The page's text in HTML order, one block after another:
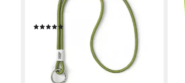
robust und farbenfroh, Key Chain
lieferbar - in 2-3 Werktagen bei dir
+22